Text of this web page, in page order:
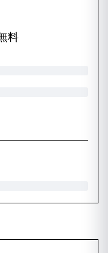
料